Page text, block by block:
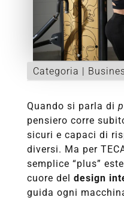
Categoria |
Quando si parla di
pensiero corre
sicuri e capaci di
diversi. Ma per
semplice “plus”
cuore del design
guida ogni